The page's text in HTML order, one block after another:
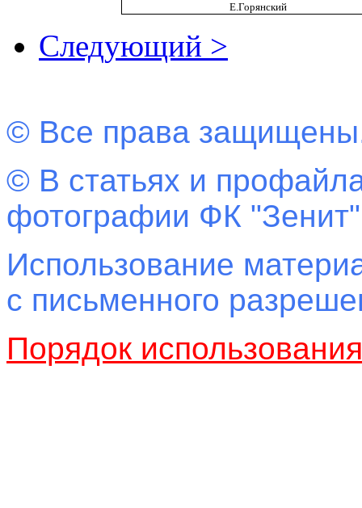
Е.Горянский
Следующий >
© Все права
© В статьях и
фотографии ФК
Использование
с письменного
Порядок